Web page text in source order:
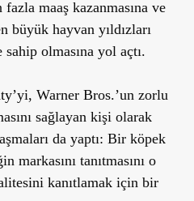
maaş kazanmasına ve
hayvan yıldızları
olmasına yol açtı.
Warner Bros.’un zorlu
sağlayan kişi olarak
da yaptı: Bir köpek
markasını tanıtmasını o
kanıtlamak için bir